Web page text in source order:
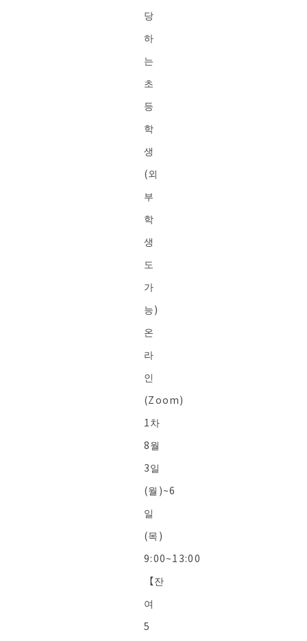
당
하
는
초
등
학
생
(외
부
학
생
도
가
능)
온
라
인
(Zoom)
1차
8월
3일
(월)~6
일
(목)
9:00~13:00
【잔
여
5